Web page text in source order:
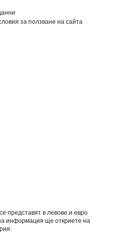
за ползване на сайта
представят в левове и евро
информация ще откриете на